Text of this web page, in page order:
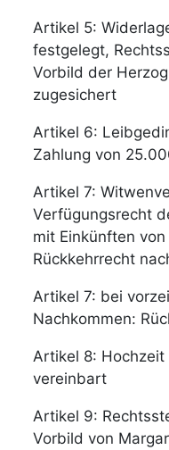
Artikel 5:
festgelegt,
Vorbild der
zugesichert
Artikel 6:
Zahlung von
Artikel 7:
Verfügungsrecht
mit Einkünften
Rückkehrrecht
Artikel 7: bei
Nachkommen:
Artikel 8:
vereinbart
Artikel 9:
Vorbild von